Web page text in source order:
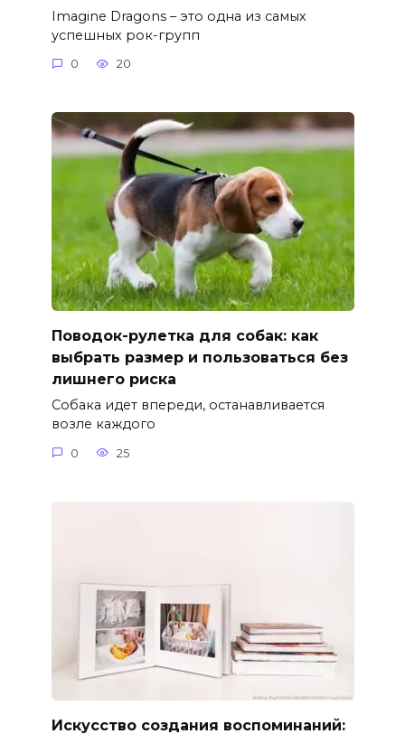
Imagine Dragons – это одна из самых
успешных рок-групп
0 20
Поводок-рулетка для собак: как
выбрать размер и пользоваться без
лишнего риска
Собака идет впереди, останавливается
возле каждого
0 25
Искусство создания воспоминаний: